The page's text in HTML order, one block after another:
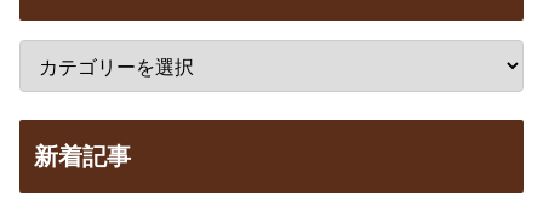
新着記事